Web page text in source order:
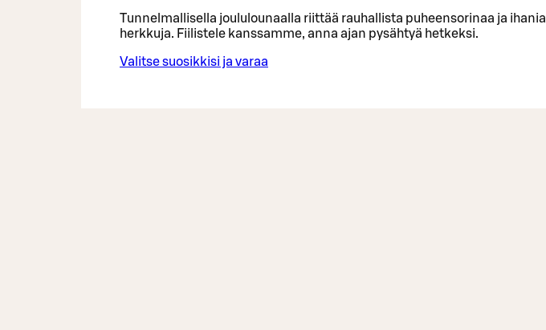
Tunnelmallisella joululounaalla riittää rauhallista puheensorinaa ja ihania
herkkuja. Fiilistele kanssamme, anna ajan pysähtyä hetkeksi.
Valitse suosikkisi ja varaa